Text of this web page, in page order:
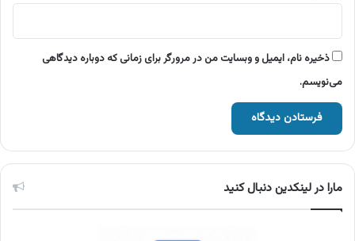
ذخیره نام، ایمیل و وبسایت من در مرورگر برای زمانی که دوباره دیدگاهی
می‌نویسم.
مارا در لینکدین دنبال کنید